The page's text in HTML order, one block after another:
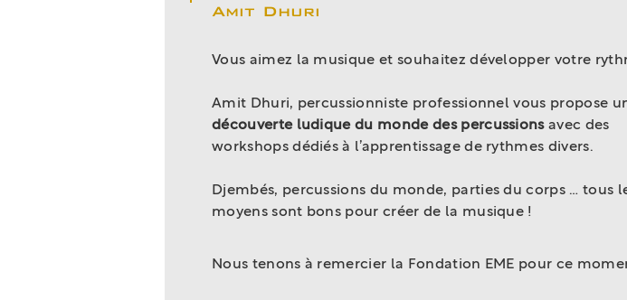
Amit Dhuri
Vous aimez la musique et souhaitez développer votre
Amit Dhuri, percussionniste professionnel vous propose
découverte ludique du monde des percussionsavec des
workshops dédiés à l’apprentissage de rythmes divers.
Djembés, percussions du monde, parties du corps … tous
moyens sont bons pour créer de la musique !
Nous tenons à remercier la Fondation EME pour ce